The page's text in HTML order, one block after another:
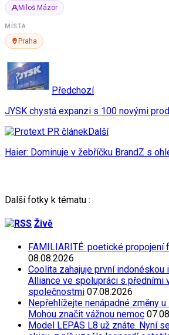
Miloš Mázor
MÍSTA
Praha
Předchozí
JYSK chystá expanzi s 100 novými
Další
Haier: Dominuje v žebříčku BrandZ s
Další fotky k tématu :
Živě
FAMILIARITÉ: poetické propojení
08.08.2026
Coolita zahajuje první indonéskou
Alliance ve spolupráci s předními
společnostmi 07.08.2026
Nepřehlížejte nenápadné změny
Mohou značit vážnou nemoc
Model LEPAS L8 už znáte. Nyní